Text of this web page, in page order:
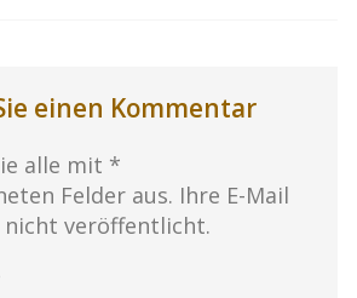
einen Kommentar
alle mit *
Felder aus. Ihre E-Mail
nicht veröffentlicht.